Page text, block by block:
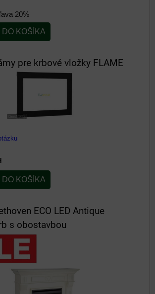
20%
DO KOŠÍKA
pre krbové vložky FLAME
DO KOŠÍKA
ECO LED Antique
s obostavbou